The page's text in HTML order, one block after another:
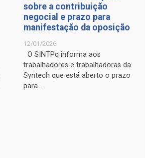
sobre a contribuição
negocial e prazo para
manifestação da oposição
12/01/2026
O SINTPq informa aos
trabalhadores e trabalhadoras da
Syntech que está aberto o prazo
para ...